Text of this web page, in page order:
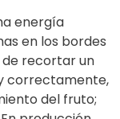
energí­a
en los bordes
de recortar un
correctamente,
del fruto;